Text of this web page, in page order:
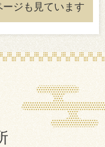
ジも見ています